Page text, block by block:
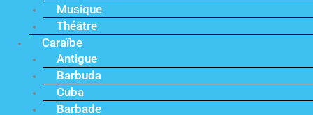
Musique
Théâtre
Caraïbe
Antigue
Barbuda
Cuba
Barbade